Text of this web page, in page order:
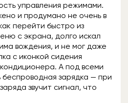
управления режимами.
и продумано не очень в
перейти быстро из
с экрана, долго искал
вождения, и не мог даже
с иконкой сидения
А под всеми
зарядка — при
звучит сигнал, что